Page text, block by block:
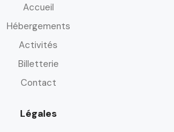
Accueil
Hébergements
Activités
Billetterie
Contact
Légales